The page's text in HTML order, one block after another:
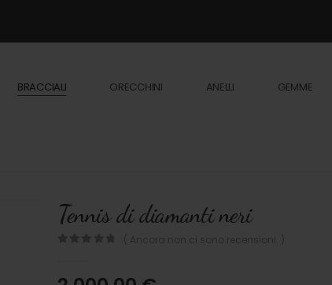
BRACCIALI ORECCHINI ANELLI GEMME
Tennis di diamanti neri